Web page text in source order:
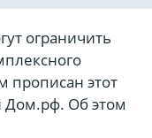
ограничить
прописан этот
Дом.рф. Об этом